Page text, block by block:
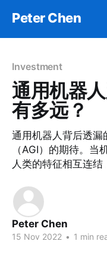
Peter Chen
Investment
通用机器
有多远？
通用机器人背后透漏
（AGI）的期待。
人类的特征相互连结
Peter Chen
15 Nov 2022 • 1 min